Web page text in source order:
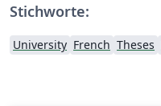
Stichworte:
University French Theses